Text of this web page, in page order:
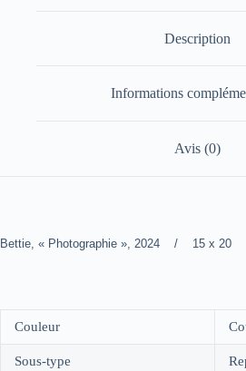
Description
Informations
Avis (0)
Bettie, « Photographie », 2024 / 15 x 20
Couleur
Sous-type